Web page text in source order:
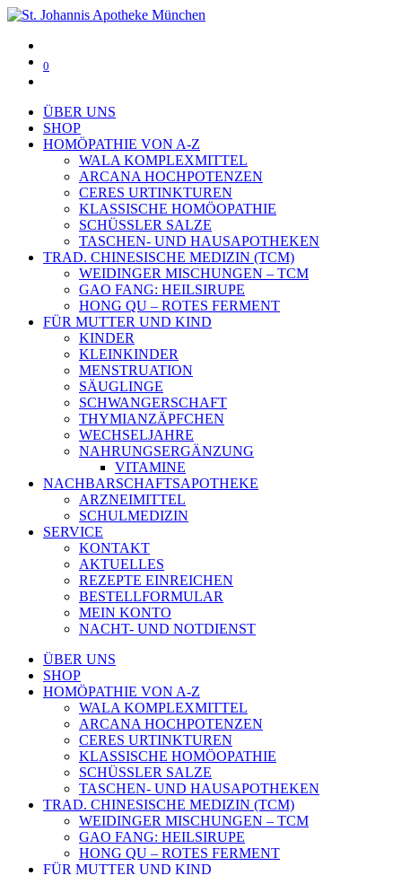
0
ÜBER UNS
SHOP
HOMÖPATHIE VON A-Z
WALA KOMPLEXMITTEL
ARCANA HOCHPOTENZEN
CERES URTINKTUREN
KLASSISCHE HOMÖOPATHIE
SCHÜSSLER SALZE
TASCHEN- UND HAUSAPOTHEKEN
TRAD. CHINESISCHE MEDIZIN (TCM)
WEIDINGER MISCHUNGEN – TCM
GAO FANG: HEILSIRUPE
HONG QU – ROTES FERMENT
FÜR MUTTER UND KIND
KINDER
KLEINKINDER
MENSTRUATION
SÄUGLINGE
SCHWANGERSCHAFT
THYMIANZÄPFCHEN
WECHSELJAHRE
NAHRUNGSERGÄNZUNG
VITAMINE
NACHBARSCHAFTSAPOTHEKE
ARZNEIMITTEL
SCHULMEDIZIN
SERVICE
KONTAKT
AKTUELLES
REZEPTE EINREICHEN
BESTELLFORMULAR
MEIN KONTO
NACHT- UND NOTDIENST
ÜBER UNS
SHOP
HOMÖPATHIE VON A-Z
WALA KOMPLEXMITTEL
ARCANA HOCHPOTENZEN
CERES URTINKTUREN
KLASSISCHE HOMÖOPATHIE
SCHÜSSLER SALZE
TASCHEN- UND HAUSAPOTHEKEN
TRAD. CHINESISCHE MEDIZIN (TCM)
WEIDINGER MISCHUNGEN – TCM
GAO FANG: HEILSIRUPE
HONG QU – ROTES FERMENT
FÜR MUTTER UND KIND